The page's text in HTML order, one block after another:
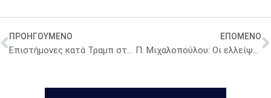
ΠΡΟΗΓΟΥΜΕΝΟ
Επιστήμονες κατά Τραμπ στις ΗΠΑ – Ξεκίνησαν οι μαζικές κινητοποιήσεις
ΕΠΟΜΕΝΟ
Π. Μιχαλοπούλου: Οι ελλείψεις του συστήματος υγείας στην πρόληψη και θεραπεία του καρκίνου μαστού